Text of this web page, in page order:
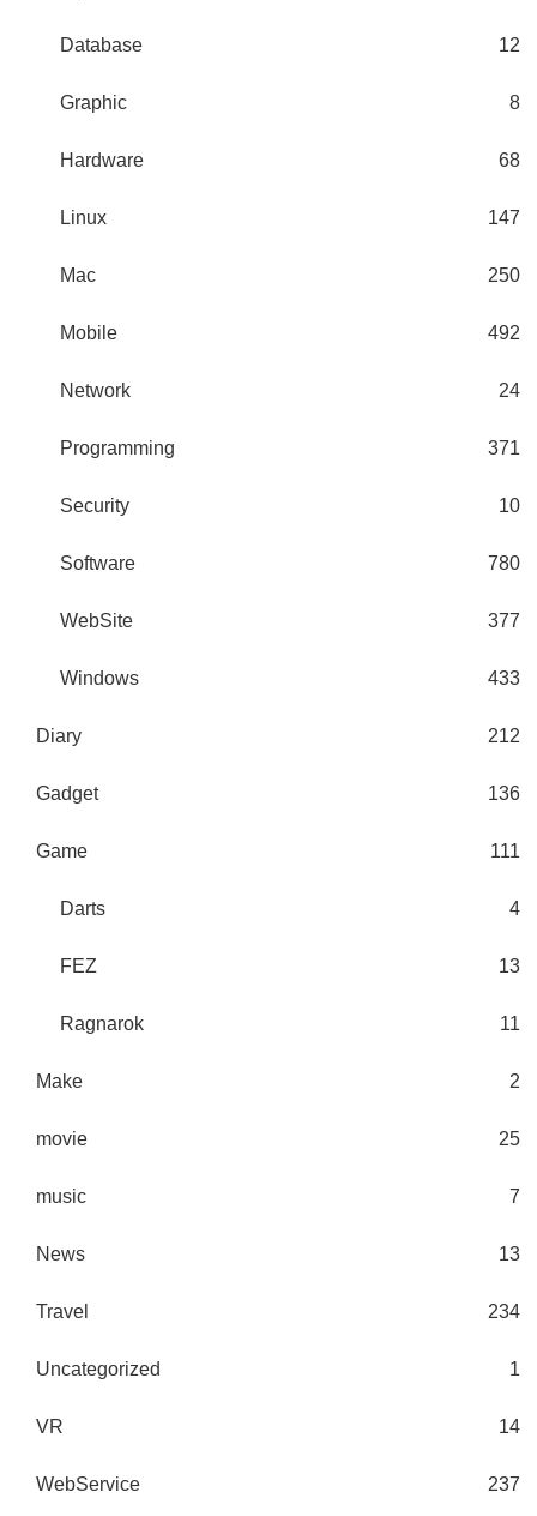
Database 12
Graphic 8
Hardware 68
Linux 147
Mac 250
Mobile 492
Network 24
Programming 371
Security 10
Software 780
WebSite 377
Windows 433
Diary 212
Gadget 136
Game 111
Darts 4
FEZ 13
Ragnarok 11
Make 2
movie 25
music 7
News 13
Travel 234
Uncategorized 1
VR 14
WebService 237